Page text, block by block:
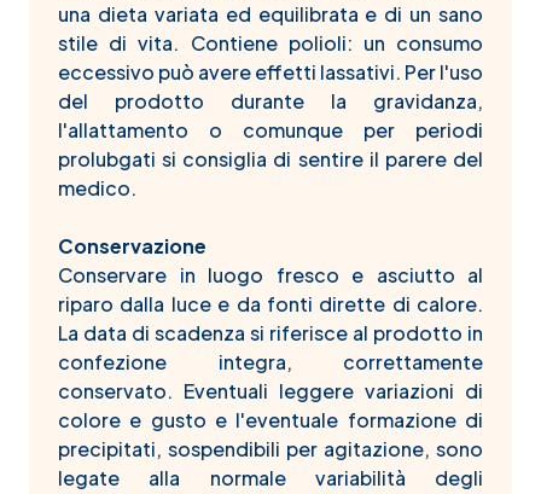
una dieta variata ed equilibrata e di un sano
stile di vita. Contiene polioli: un consumo
eccessivo può avere effetti lassativi. Per l'uso
del prodotto durante la gravidanza,
l'allattamento o comunque per periodi
prolubgati si consiglia di sentire il parere del
medico.
Conservazione
Conservare in luogo fresco e asciutto al
riparo dalla luce e da fonti dirette di calore.
La data di scadenza si riferisce al prodotto in
confezione integra, correttamente
conservato. Eventuali leggere variazioni di
colore e gusto e l'eventuale formazione di
precipitati, sospendibili per agitazione, sono
legate alla normale variabilità degli